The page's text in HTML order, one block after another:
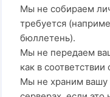
Мы не собираем
требуется
бюллетень).
Мы не передаем
как в соответствии
Мы не храним